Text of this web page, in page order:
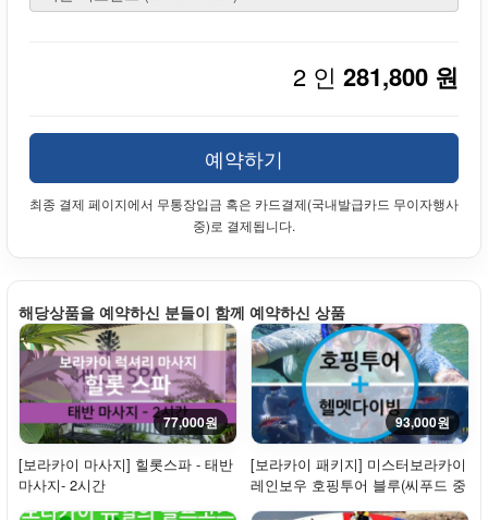
2 인 281,800 원
예약하기
최종 결제 페이지에서 무통장입금 혹은 카드결제(국내발급카드 무이자행사
중)로 결제됩니다.
해당상품을 예약하신 분들이 함께 예약하신 상품
77,000원
[보라카이 마사지] 힐롯스파 - 태반
마사지- 2시간
93,000원
[보라카이 패키지] 미스터보라카이
레인보우 호핑투어 블루(씨푸드 중
식) + ...